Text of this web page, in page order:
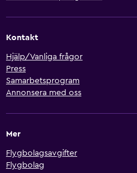
Kontakt
Hjälp/Vanliga frågor
Press
Samarbetsprogram
Annonsera med oss
Mer
Flygbolagsavgifter
Flygbolag